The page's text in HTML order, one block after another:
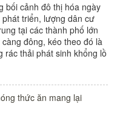
bối cảnh đô thị hóa ngày
phát triển, lượng dân cư
tại các thành phố lớn
càng đông, kéo theo đó là
rác thải phát sinh khổng lồ
thức ăn mang lại